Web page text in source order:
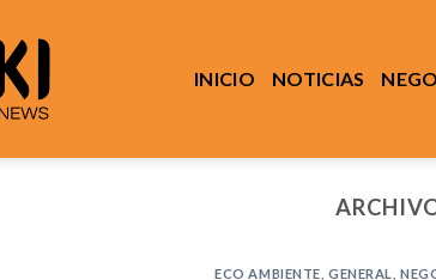
INICIO NOTICIAS
ECO AMBIENTE ,GENERAL ,